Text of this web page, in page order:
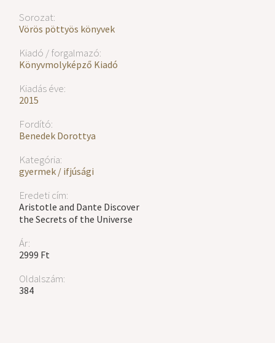
Sorozat:
Vörös pöttyös könyvek
Kiadó / forgalmazó:
Könyvmolyképző Kiadó
Kiadás éve:
2015
Fordító:
Benedek Dorottya
Kategória:
gyermek / ifjúsági
Eredeti cím:
Aristotle and Dante Discover
the Secrets of the Universe
Ár:
2999 Ft
Oldalszám:
384